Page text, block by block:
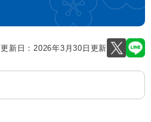
更新日：2026年3月30日更新